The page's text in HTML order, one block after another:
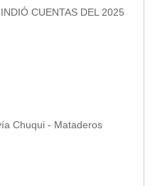
CUENTAS DEL 2025
Chuqui - Mataderos